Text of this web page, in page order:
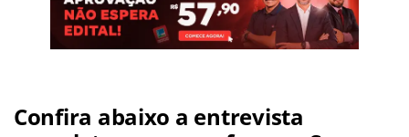
Confira abaixo a entrevista